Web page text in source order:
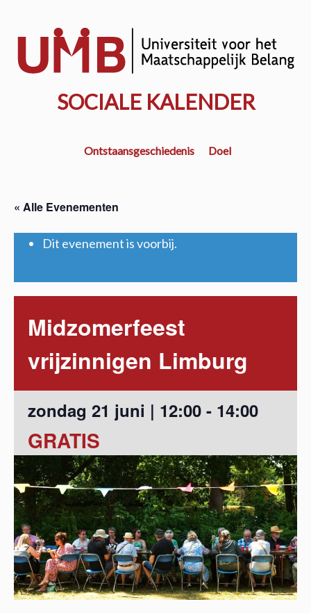
hoofd
SOCIALE KALENDER
Ontstaansgeschiedenis Doel
« Alle Evenementen
Dit evenement is voorbij.
Midzomerfeest
vrijzinnigen Limburg
zondag 21 juni | 12:00 - 14:00
GRATIS